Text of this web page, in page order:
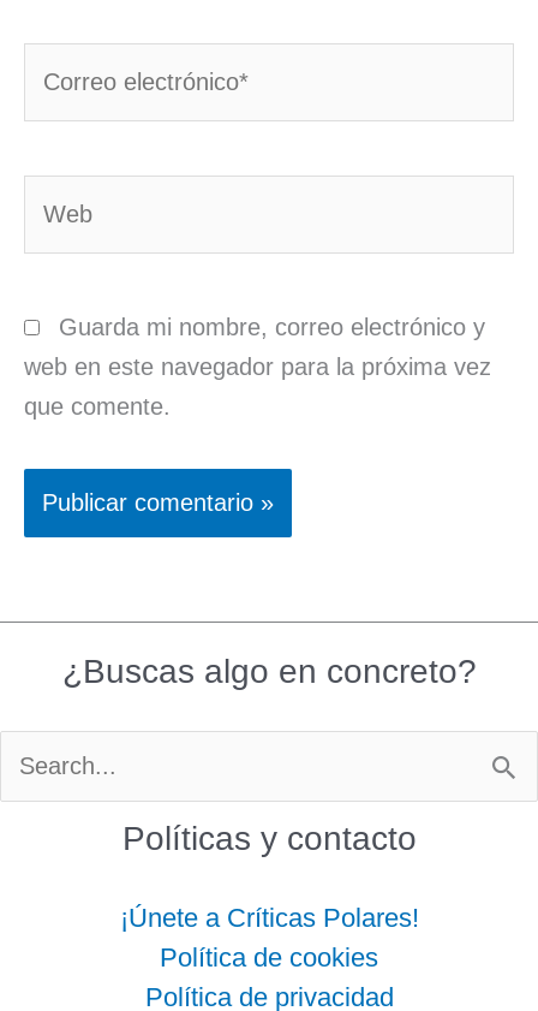
Guarda mi nombre, correo electrónico y
web en este navegador para la próxima vez
que comente.
¿Buscas algo en concreto?
Buscar
Políticas y contacto
¡Únete a Críticas Polares!
Política de cookies
Política de privacidad